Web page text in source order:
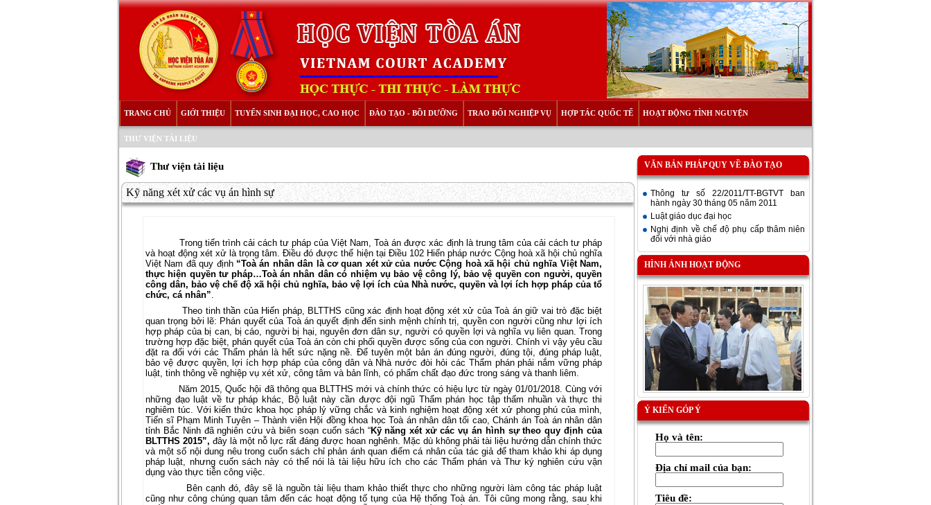
TRANG CHỦ GIỚI THIỆU TUYỂN SINH ĐẠI HỌC, CAO HỌC ĐÀO TẠO - BỒI DƯỠNG TRAO ĐỔI NGHIỆP VỤ HỢP TÁC QUỐC TẾ HOẠT ĐỘNG TÌNH NGUYỆN
THƯ VIỆN TÀI LIỆU
Thư viện tài liệu
Kỹ năng xét xử các vụ án hình sự
Trong tiến trình cải cách tư pháp của Việt Nam, Toà án được xác định là trung tâm của cải cách tư pháp
và hoạt động xét xử là trọng tâm. Điều đó được thể hiện tại Điều 102 Hiến pháp nước Cộng hoà xã hội chủ nghĩa
Việt Nam đã quy định “Toà án nhân dân là cơ quan xét xử của nước Cộng hoà xã hội chủ nghĩa Việt Nam,
thực hiện quyền tư pháp…Toà án nhân dân có nhiệm vụ bảo vệ công lý, bảo vệ quyền con người, quyền
công dân, bảo vệ chế độ xã hội chủ nghĩa, bảo vệ lợi ích của Nhà nước, quyền và lợi ích hợp pháp của tổ
chức, cá nhân”.
Theo tinh thần của Hiến pháp, BLTTHS cũng xác định hoạt động xét xử của Toà án giữ vai trò đặc biệt
quan trọng bởi lẽ: Phán quyết của Toà án quyết định đến sinh mệnh chính trị, quyền con người cũng như lợi ích
hợp pháp của bị can, bị cáo, người bị hại, nguyên đơn dân sự, người có quyền lợi và nghĩa vụ liên quan. Trong
trường hợp đặc biệt, phán quyết của Toà án còn chi phối quyền được sống của con người. Chính vì vậy yêu cầu
đặt ra đối với các Thẩm phán là hết sức nặng nề. Để tuyên một bản án đúng người, đúng tội, đúng pháp luật,
bảo vệ được quyền, lợi ích hợp pháp của công dân và Nhà nước đòi hỏi các Thẩm phán phải nắm vững pháp
luật, tinh thông về nghiệp vụ xét xử, công tâm và bản lĩnh, có phẩm chất đạo đức trong sáng và thanh liêm.
Năm 2015, Quốc hội đã thông qua BLTTHS mới và chính thức có hiệu lực từ ngày 01/01/2018. Cùng với
những đạo luật về tư pháp khác, Bộ luật này cần được đội ngũ Thẩm phán học tập thấm nhuần và thực thi
nghiêm túc. Với kiến thức khoa học pháp lý vững chắc và kinh nghiệm hoạt động xét xử phong phú của mình,
Tiến sĩ Phạm Minh Tuyên – Thành viên Hội đồng khoa học Toà án nhân dân tối cao, Chánh án Toà án nhân dân
tỉnh Bắc Ninh đã nghiên cứu và biên soạn cuốn sách “Kỹ năng xét xử các vụ án hình sự theo quy định của
BLTTHS 2015”, đây là một nỗ lực rất đáng được hoan nghênh. Mặc dù không phải tài liệu hướng dẫn chính thức
và một số nội dung nêu trong cuốn sách chỉ phản ánh quan điểm cá nhân của tác giả để tham khảo khi áp dụng
pháp luật, nhưng cuốn sách này có thể nói là tài liệu hữu ích cho các Thẩm phán và Thư ký nghiên cứu vận
dụng vào thực tiễn công việc.
Bên cạnh đó, đây sẽ là nguồn tài liệu tham khảo thiết thực cho những người làm công tác pháp luật
cũng như công chúng quan tâm đến các hoạt động tố tụng của Hệ thống Toà án. Tôi cũng mong rằng, sau khi
VĂN BẢN PHÁP QUY VỀ ĐÀO TẠO
Thông tư số 22/2011/TT-BGTVT ban
hành ngày 30 tháng 05 năm 2011
Luật giáo dục đại học
Nghị định về chế độ phụ cấp thâm niên
đối với nhà giáo
HÌNH ẢNH HOẠT ĐỘNG
Ý KIẾN GÓP Ý
Họ và tên:
Địa chỉ mail của bạn:
Tiêu đề: